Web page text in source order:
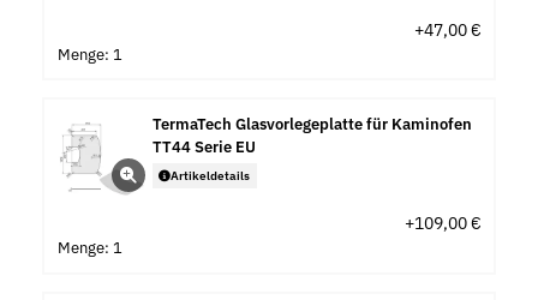
+47,00 €
Menge: 1
TermaTech Glasvorlegeplatte für Kaminofen
TT44 Serie EU
Artikeldetails
+109,00 €
Menge: 1